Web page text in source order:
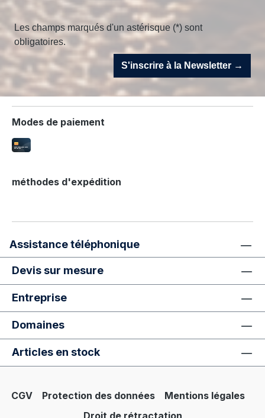
Les champs marqués d'un astérisque (*) sont
obligatoires.
S'inscrire à la Newsletter →
Modes de paiement
méthodes d'expédition
Assistance téléphonique
Devis sur mesure
Entreprise
Domaines
Articles en stock
CGV Protection des données
Mentions légales
Droit de rétractation